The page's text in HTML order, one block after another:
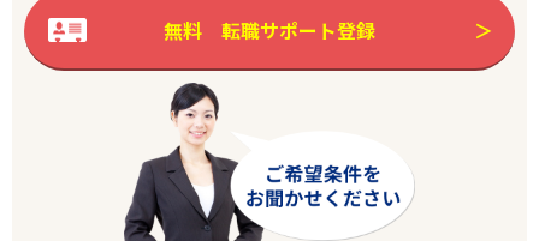
無料 転職サポート登録